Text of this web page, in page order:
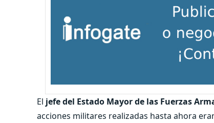
El jefe del Estado Mayor de las Fuerzas
acciones militares realizadas hasta ahora